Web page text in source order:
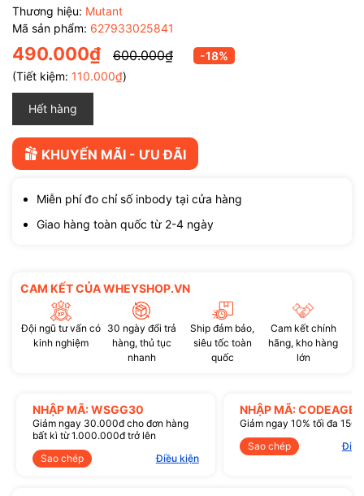
Thương hiệu: Mutant
Mã sản phẩm: 627933025841
490.000₫ 600.000₫
-18%
(Tiết kiệm: 110.000₫)
Hết hàng
KHUYẾN MÃI - ƯU ĐÃI
Miễn phí đo chỉ số inbody tại cửa hàng
Giao hàng toàn quốc từ 2-4 ngày
CAM KẾT CỦA WHEYSHOP.VN
Đội ngũ tư vấn có
kinh nghiệm
30 ngày đổi trả
hàng, thủ tục
nhanh
Ship đảm bảo,
siêu tốc toàn
quốc
Cam kết chính
hãng, kho hàng
lớn
NHẬP MÃ: WSGG30
Giảm ngay 30.000đ cho đơn hàng
bất kì từ 1.000.000đ trở lên
Sao chép
Điều kiện
NHẬP MÃ:
Giảm ngay 10% tối đa
Sao chép